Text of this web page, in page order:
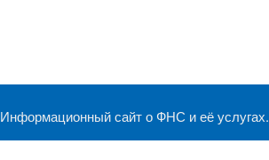
Информационный сайт о ФНС и её услугах.